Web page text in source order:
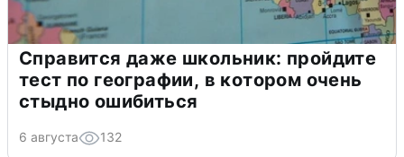
Справится даже школьник: пройдите
тест по географии, в котором очень
стыдно ошибиться
6 августа 132